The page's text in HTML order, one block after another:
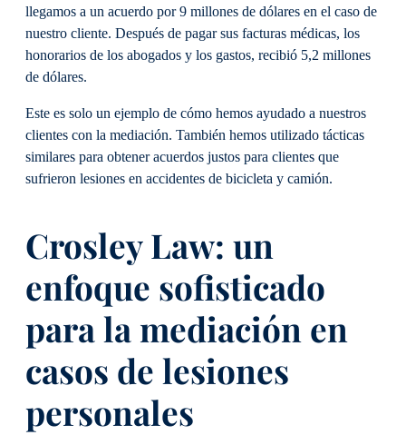
llegamos a un acuerdo por 9 millones de dólares en el caso de
nuestro cliente. Después de pagar sus facturas médicas, los
honorarios de los abogados y los gastos, recibió 5,2 millones
de dólares.
Este es solo un ejemplo de cómo hemos ayudado a nuestros
clientes con la mediación. También hemos utilizado tácticas
similares para obtener acuerdos justos para clientes que
sufrieron lesiones en accidentes de bicicleta y camión.
Crosley Law: un
enfoque sofisticado
para la mediación en
casos de lesiones
personales